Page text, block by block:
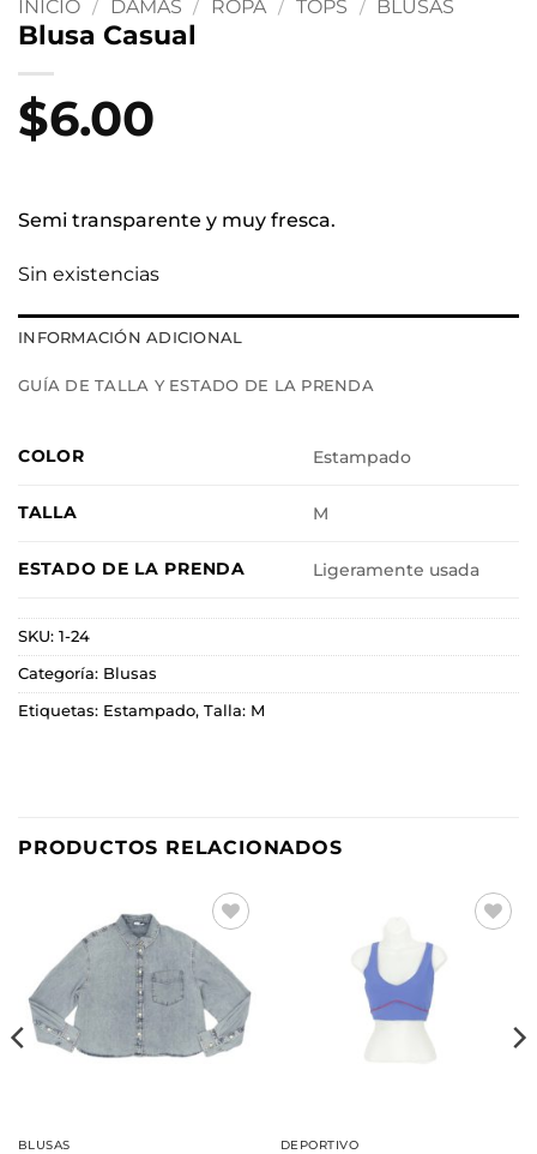
INICIO / DAMAS / ROPA / TOPS / BLUSAS
Blusa Casual
$6.00
Semi transparente y muy fresca.
Sin existencias
INFORMACIÓN ADICIONAL
GUÍA DE TALLA Y ESTADO DE LA PRENDA
COLOR Estampado
TALLA M
ESTADO DE LA PRENDA Ligeramente usada
SKU: 1-24
Categoría: Blusas
Etiquetas: Estampado, Talla: M
PRODUCTOS RELACIONADOS
Añadir
a la
lista de
deseos
BLUSAS DEPORTIVO